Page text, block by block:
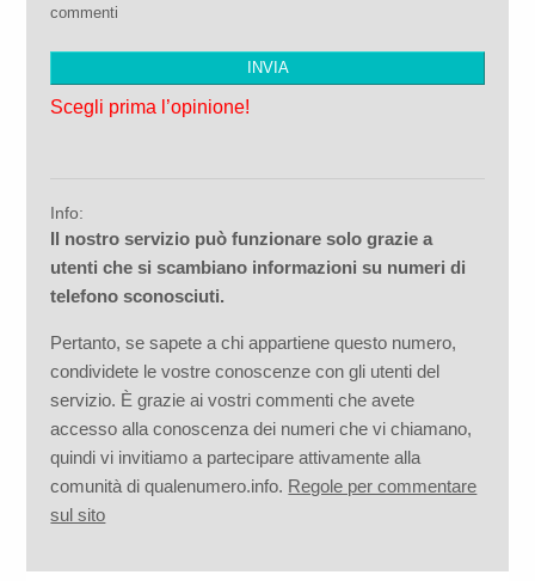
commenti
Scegli prima l’opinione!
Info:
Il nostro servizio può funzionare solo grazie a
utenti che si scambiano informazioni su numeri di
telefono sconosciuti.
Pertanto, se sapete a chi appartiene questo numero,
condividete le vostre conoscenze con gli utenti del
servizio. È grazie ai vostri commenti che avete
accesso alla conoscenza dei numeri che vi chiamano,
quindi vi invitiamo a partecipare attivamente alla
comunità di qualenumero.info. Regole per commentare
sul sito